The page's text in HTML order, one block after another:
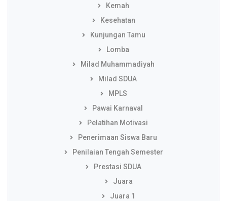
Kemah
Kesehatan
Kunjungan Tamu
Lomba
Milad Muhammadiyah
Milad SDUA
MPLS
Pawai Karnaval
Pelatihan Motivasi
Penerimaan Siswa Baru
Penilaian Tengah Semester
Prestasi SDUA
Juara
Juara 1